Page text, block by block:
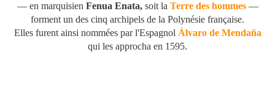
— en marquisien Fenua Enata,soit la Terre des hommes—
forment un des cinq archipels de la Polynésie française.
Elles furent ainsi nommées par l'Espagnol Álvaro de Mendaña
qui les approcha en 1595.